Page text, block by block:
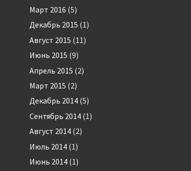
Март 2016 (5)
Декабрь 2015 (1)
Август 2015 (11)
Июнь 2015 (9)
Апрель 2015 (2)
Март 2015 (2)
Декабрь 2014 (5)
Сентябрь 2014 (1)
Август 2014 (2)
Июль 2014 (1)
Июнь 2014 (1)